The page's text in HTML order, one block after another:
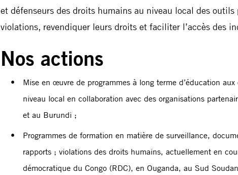
et défenseurs des droits humains au niveau local des
violations, revendiquer leurs droits et faciliter l’accès des
Nos actions
Mise en œuvre de programmes à long terme d’éducation
niveau local en collaboration avec des organisations
et au Burundi ;
Programmes de formation en matière de surveillance,
rapports ; violations des droits humains, actuellement en
démocratique du Congo (RDC), en Ouganda, au Sud